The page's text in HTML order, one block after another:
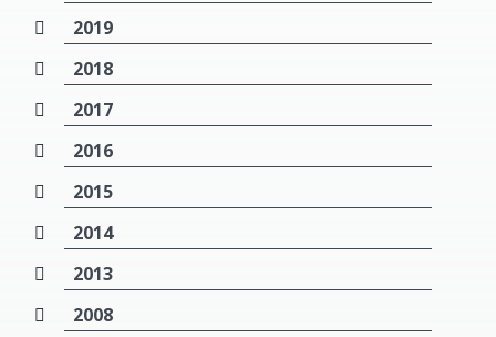
2019
2018
2017
2016
2015
2014
2013
2008